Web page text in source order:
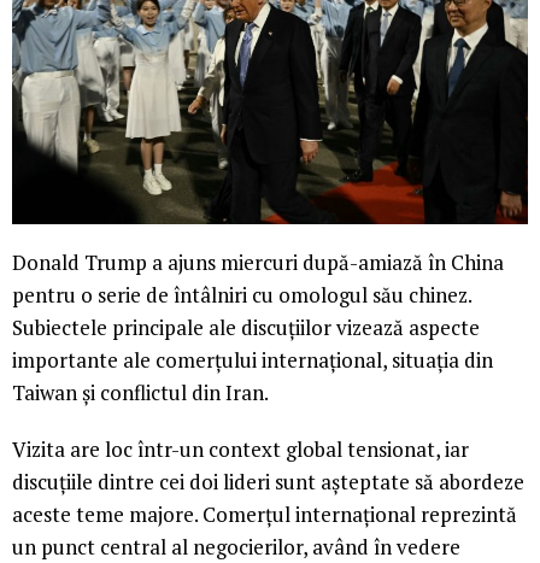
Donald Trump a ajuns miercuri după-amiază în China
pentru o serie de întâlniri cu omologul său chinez.
Subiectele principale ale discuțiilor vizează aspecte
importante ale comerțului internațional, situația din
Taiwan și conflictul din Iran.
Vizita are loc într-un context global tensionat, iar
discuțiile dintre cei doi lideri sunt așteptate să abordeze
aceste teme majore. Comerțul internațional reprezintă
un punct central al negocierilor, având în vedere